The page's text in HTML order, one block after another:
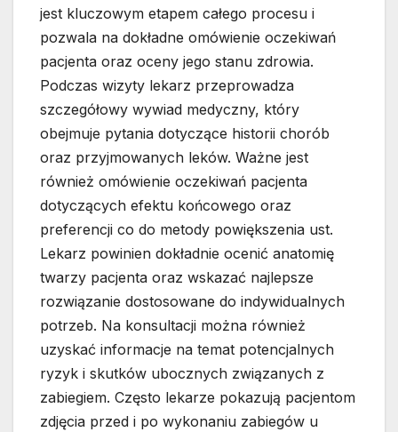
jest kluczowym etapem całego procesu i
pozwala na dokładne omówienie oczekiwań
pacjenta oraz oceny jego stanu zdrowia.
Podczas wizyty lekarz przeprowadza
szczegółowy wywiad medyczny, który
obejmuje pytania dotyczące historii chorób
oraz przyjmowanych leków. Ważne jest
również omówienie oczekiwań pacjenta
dotyczących efektu końcowego oraz
preferencji co do metody powiększenia ust.
Lekarz powinien dokładnie ocenić anatomię
twarzy pacjenta oraz wskazać najlepsze
rozwiązanie dostosowane do indywidualnych
potrzeb. Na konsultacji można również
uzyskać informacje na temat potencjalnych
ryzyk i skutków ubocznych związanych z
zabiegiem. Często lekarze pokazują pacjentom
zdjęcia przed i po wykonaniu zabiegów u